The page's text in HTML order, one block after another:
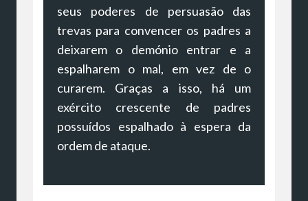
seus poderes de persuasão das
trevas para convencer os padres a
deixarem o demónio entrar e a
espalharem o mal, em vez de o
curarem. Graças a isso, há um
exército crescente de padres
possuídos espalhado à espera da
ordem de ataque.